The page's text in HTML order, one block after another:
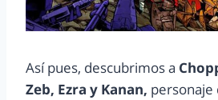
Así pues, descubrimos a
Zeb, Ezra y Kanan, personaje